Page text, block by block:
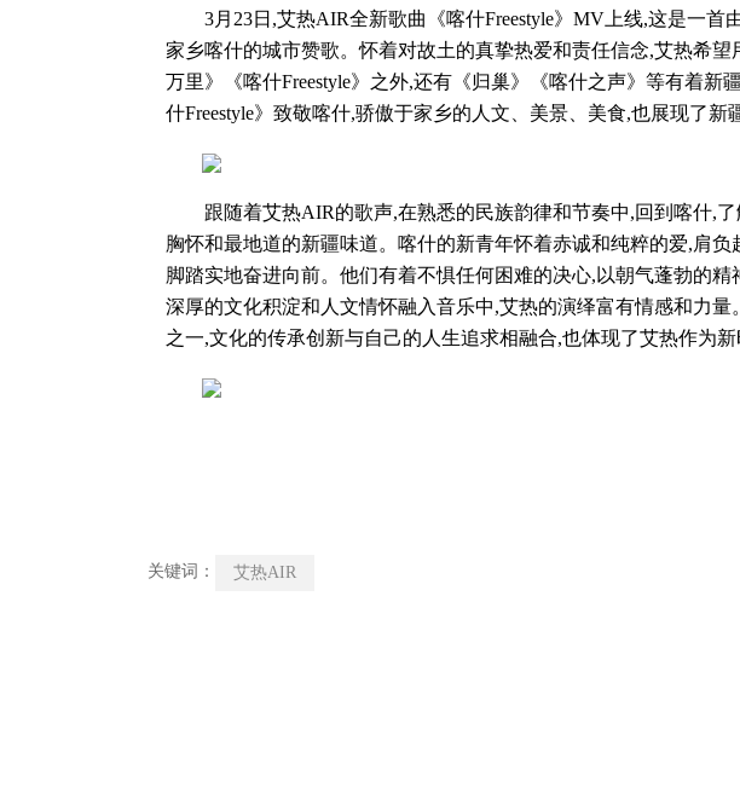
3月23日,艾热AIR全新歌曲《喀什Freestyle》MV上线,这是一首
家乡喀什的城市赞歌。怀着对故土的真挚热爱和责任信念,艾热希
万里》《喀什Freestyle》之外,还有《归巢》《喀什之声》等有着新
什Freestyle》致敬喀什,骄傲于家乡的人文、美景、美食,也展现了新
跟随着艾热AIR的歌声,在熟悉的民族韵律和节奏中,回到喀什,了
胸怀和最地道的新疆味道。喀什的新青年怀着赤诚和纯粹的爱,肩
脚踏实地奋进向前。他们有着不惧任何困难的决心,以朝气蓬勃的
深厚的文化积淀和人文情怀融入音乐中,艾热的演绎富有情感和力
之一,文化的传承创新与自己的人生追求相融合,也体现了艾热作为新
关键词： 艾热AIR